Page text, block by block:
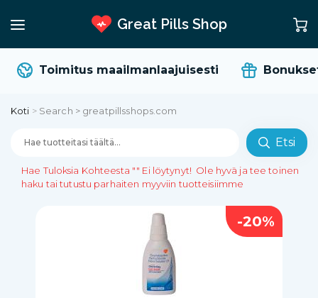
Great Pills Shop
Toimitus maailmanlaajuisesti Bonukset
Koti > Search > greatpillsshops.com
Etsi
Hae Tuloksia Kohteesta "" Ei löytynyt! Ole hyvä ja tee toinen
haku tai tutustu parhaiten myyviin tuotteisiimme
-20%